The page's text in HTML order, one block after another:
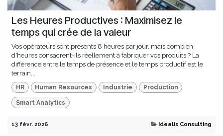
Les Heures Productives : Maximisez le
temps qui crée de la valeur
Vos opérateurs sont présents 8 heures par jour, mais combien
d'heures consacrent-ils réellement à fabriquer vos produits ? La
différence entre le temps de présence et le temps productif est le
terrain...
HR Human Resources Industrie Production
Smart Analytics
13 févr. 2026 Idealis Consulting